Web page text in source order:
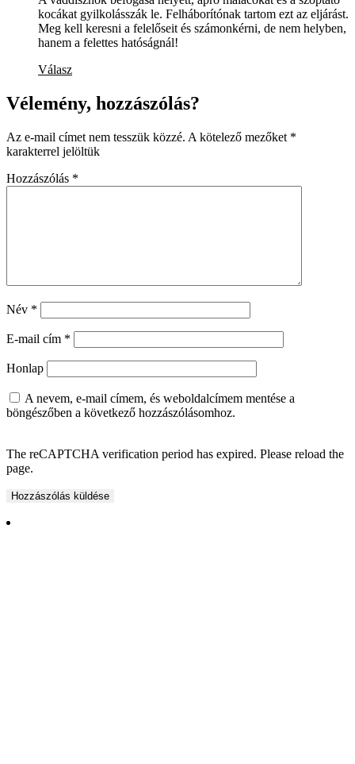
kocákat gyilkolásszák le. Felháborítónak tartom ezt az eljárást.
Meg kell keresni a felelőseit és számonkérni, de nem helyben,
hanem a felettes hatóságnál!
Válasz
Vélemény, hozzászólás?
Az e-mail címet nem tesszük közzé. A kötelező mezőket *
karakterrel jelöltük
Hozzászólás *
Név *
E-mail cím *
Honlap
A nevem, e-mail címem, és weboldalcímem mentése a
böngészőben a következő hozzászólásomhoz.
The reCAPTCHA verification period has expired. Please reload the
page.